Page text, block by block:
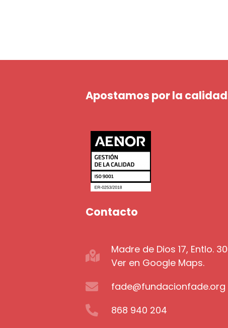
Apostamos por la
Contacto
Madre de Dios 17, Entlo.
Ver en Google Maps.
fade@fundacionfade.org
868 940 204